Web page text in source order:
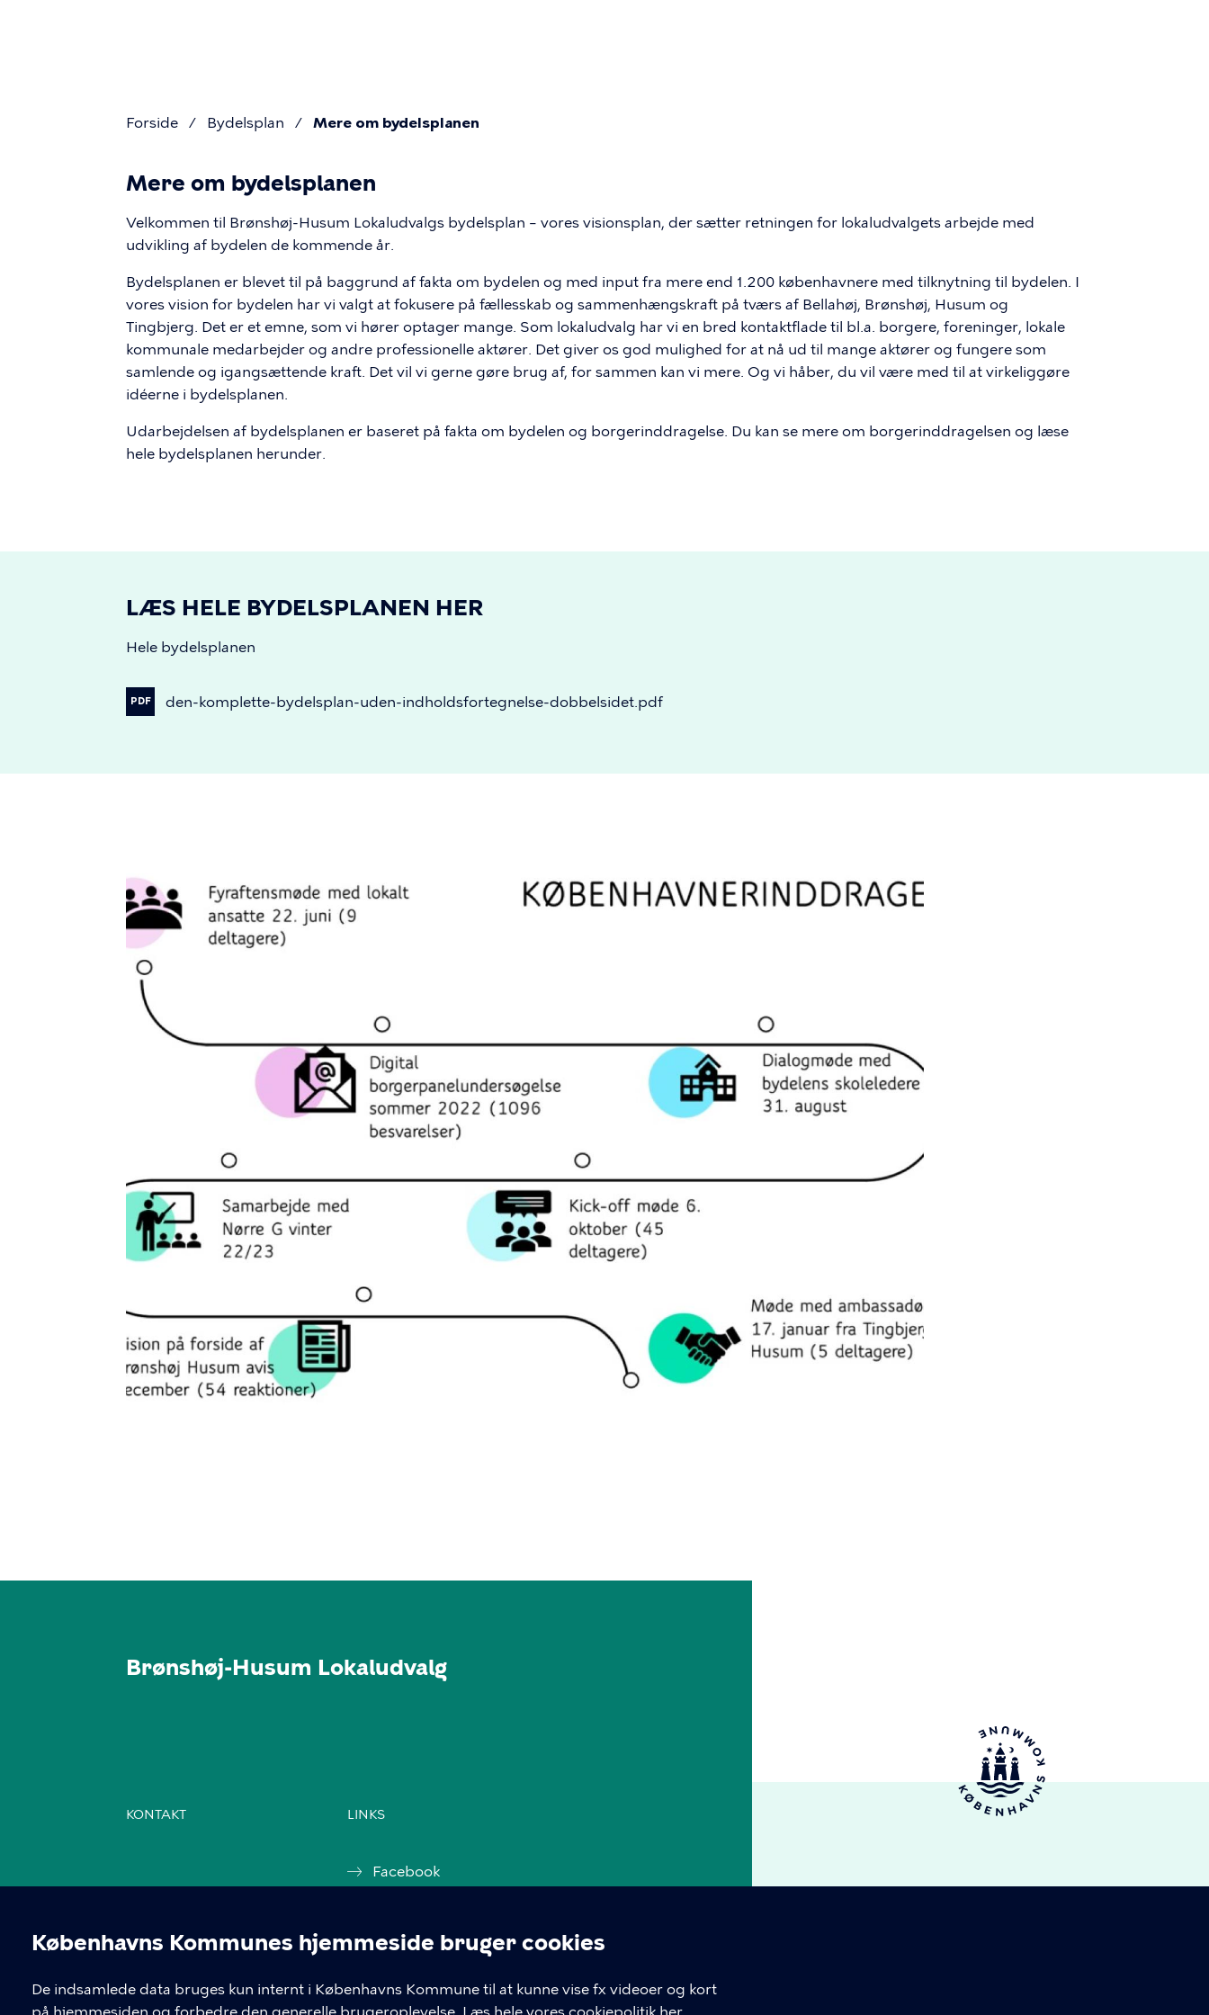
Cookieindstillinger
Københavns Kommunes hjemmeside bruger cookies
De indsamlede data bruges kun internt i Københavns Kommune til at kunne vise fx videoer og kort
Brødkrumme
Forside Bydelsplan Mere om bydelsplanen
Mere
om
bydelsplanen
Mere om bydelsplanen
Velkommen til Brønshøj-Husum Lokaludvalgs bydelsplan – vores visionsplan, der sætter retningen for lokaludvalgets arbejde med
udvikling af bydelen de kommende år.
Bydelsplanen er blevet til på baggrund af fakta om bydelen og med input fra mere end 1.200 københavnere med tilknytning til bydelen. I
vores vision for bydelen har vi valgt at fokusere på fællesskab og sammenhængskraft på tværs af Bellahøj, Brønshøj, Husum og
Tingbjerg. Det er et emne, som vi hører optager mange. Som lokaludvalg har vi en bred kontaktflade til bl.a. borgere, foreninger, lokale
kommunale medarbejder og andre professionelle aktører. Det giver os god mulighed for at nå ud til mange aktører og fungere som
samlende og igangsættende kraft. Det vil vi gerne gøre brug af, for sammen kan vi mere. Og vi håber, du vil være med til at virkeliggøre
idéerne i bydelsplanen.
Udarbejdelsen af bydelsplanen er baseret på fakta om bydelen og borgerinddragelse. Du kan se mere om borgerinddragelsen og læse
hele bydelsplanen herunder.
LÆS HELE BYDELSPLANEN HER
Hele bydelsplanen
PDF den-komplette-bydelsplan-uden-indholdsfortegnelse-dobbelsidet.pdf
Brønshøj-Husum Lokaludvalg
KONTAKT LINKS
Facebook
Kontakt
Cookiepolitik